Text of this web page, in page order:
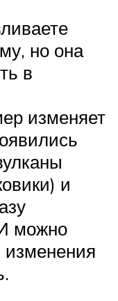
но она
в
изменяет
и
можно
изменения